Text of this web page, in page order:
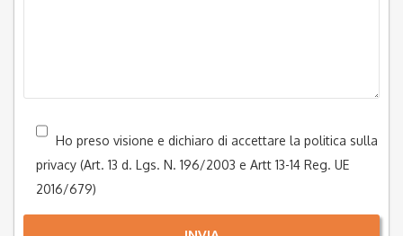
Ho preso visione e dichiaro di accettare la politica sulla
privacy (Art. 13 d. Lgs. N. 196/2003 e Artt 13-14 Reg. UE
2016/679)